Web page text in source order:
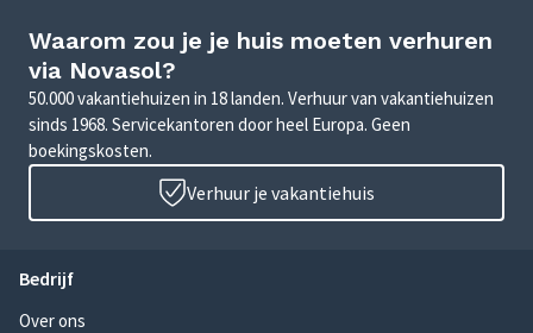
Waarom zou je je huis moeten verhuren
via Novasol?
50.000 vakantiehuizen in 18 landen. Verhuur van vakantiehuizen
sinds 1968. Servicekantoren door heel Europa. Geen
boekingskosten.
Verhuur je vakantiehuis
Bedrijf
Over ons